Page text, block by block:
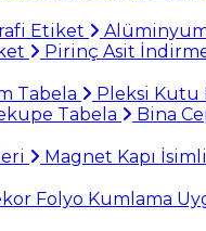
Etiket
Pirinç Asit
Tabela Pleksi Kutu
Tabela Bina
Magnet Kapı
Folyo Kumlama